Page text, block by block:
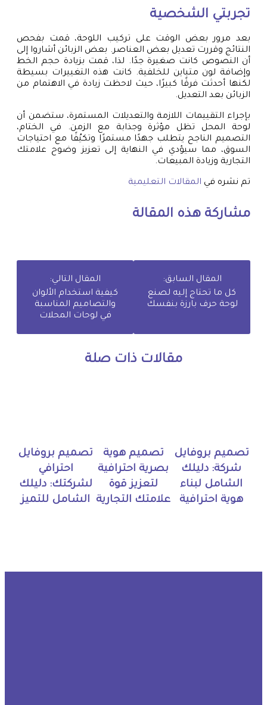
تجربتي الشخصية
بعد مرور بعض الوقت على تركيب اللوحة، قمت بفحص
النتائج وقررت تعديل بعض العناصر. بعض الزبائن أشاروا إلى
أن النصوص كانت صغيرة جدًا. لذا، قمت بزيادة حجم الخط
وإضافة لون متباين للخلفية. كانت هذه التغييرات بسيطة
لكنها أحدثت فرقًا كبيرًا، حيث لاحظت زيادة في الاهتمام من
الزبائن بعد التعديل.
بإجراء التقييمات اللازمة والتعديلات المستمرة، ستضمن أن
لوحة المحل تظل مؤثرة وجذابة مع الزمن. في الختام،
التصميم الناجح يتطلب جهدًا مستمرًا وتكيُفًا مع احتياجات
السوق، مما سيؤدي في النهاية إلى تعزيز وضوح علامتك
التجارية وزيادة المبيعات.
تم نشره في المقالات التعليمية
مشاركة هذه المقالة
المقال السابق:
كل ما تحتاج إليه لصنع
لوحة حرف بارزة بنفسك
المقال التالي:
كيفية استخدام الألوان
والتصاميم المناسبة
في لوحات المحلات
مقالات ذات صلة
تصميم بروفايل
شركة: دليلك
الشامل لبناء
هوية احترافية
تصميم هوية
بصرية احترافية
لتعزيز قوة
علامتك التجارية
تصميم بروفايل
احترافي
لشركتك: دليلك
الشامل للتميز